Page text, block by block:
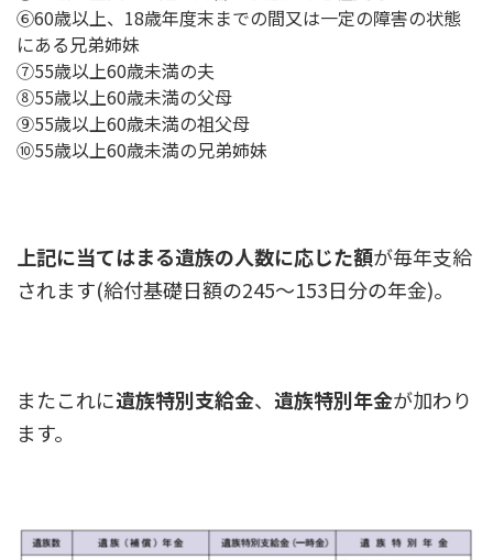
⑥60歳以上、18歳年度末までの間又は一定の障害の状態
にある兄弟姉妹
⑦55歳以上60歳未満の夫
⑧55歳以上60歳未満の父母
⑨55歳以上60歳未満の祖父母
⑩55歳以上60歳未満の兄弟姉妹
上記に当てはまる遺族の人数に応じた額が毎年支給
されます(給付基礎日額の245～153日分の年金)。
またこれに遺族特別支給金、 遺族特別年金が加わり
ます。